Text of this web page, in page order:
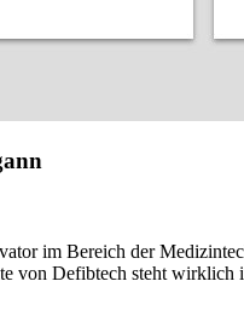
im Bereich der
von Defibtech steht